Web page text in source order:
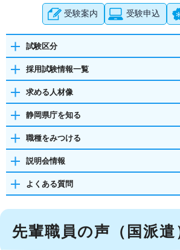
受験案内 受験申込
試験区分
採用試験情報一覧
求める人材像
静岡県庁を知る
職種をみつける
説明会情報
よくある質問
先輩職員の声（国派